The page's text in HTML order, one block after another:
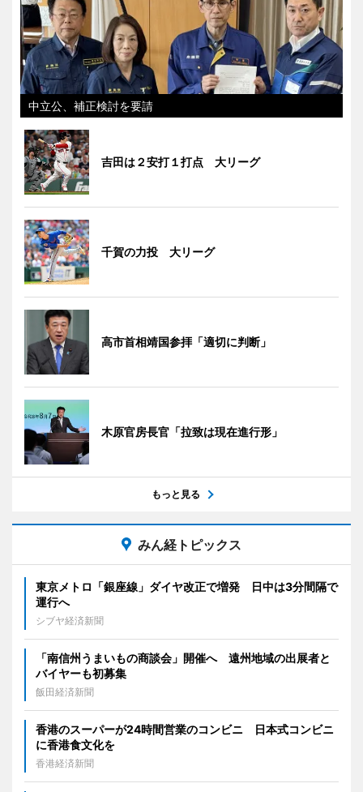
中立公、補正検討を要請
吉田は２安打１打点 大リーグ
千賀の力投 大リーグ
高市首相靖国参拝「適切に判断」
木原官房長官「拉致は現在進行形」
もっと見る
みん経トピックス
東京メトロ「銀座線」ダイヤ改正で増発 日中は3分間隔で
運行へ
シブヤ経済新聞
「南信州うまいもの商談会」開催へ 遠州地域の出展者と
バイヤーも初募集
飯田経済新聞
香港のスーパーが24時間営業のコンビニ 日本式コンビニ
に香港食文化を
香港経済新聞